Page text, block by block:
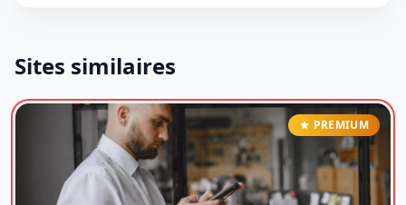
Sites similaires
PREMIUM